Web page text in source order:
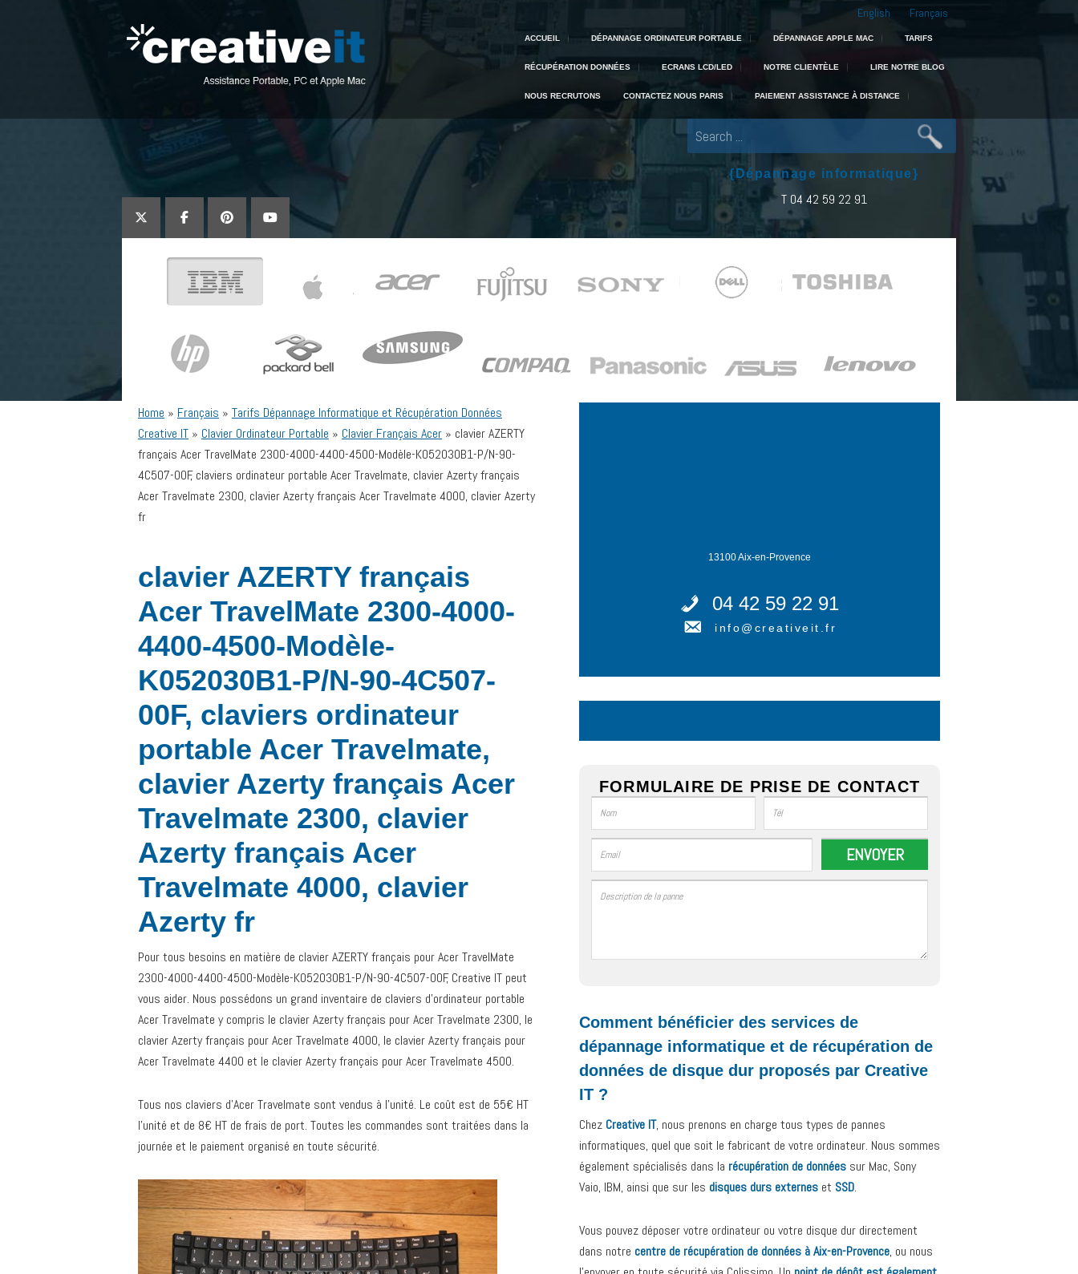
English Français
Creative IT
Pour tout dépannage informatique, appelez Creative IT au 04 42 59 22 91 : experts en portable, Mac, PC et récupération de données dans toute la
ACCUEIL DÉPANNAGE ORDINATEUR PORTABLE DÉPANNAGE APPLE MAC TARIFS
RÉCUPÉRATION DONNÉES ECRANS LCD/LED NOTRE CLIENTÈLE LIRE NOTRE BLOG
NOUS RECRUTONS CONTACTEZ NOUS PARIS PAIEMENT ASSISTANCE À DISTANCE
{Dépannage informatique}
T 04 42 59 22 91
Home » Français » Tarifs Dépannage Informatique et Récupération Données
Creative IT » Clavier Ordinateur Portable » Clavier Français Acer » clavier AZERTY
français Acer TravelMate 2300-4000-4400-4500-Modèle-K052030B1-P/N-90-
4C507-00F, claviers ordinateur portable Acer Travelmate, clavier Azerty français
Acer Travelmate 2300, clavier Azerty français Acer Travelmate 4000, clavier Azerty
fr
clavier AZERTY français
Acer TravelMate 2300-4000-
4400-4500-Modèle-
K052030B1-P/N-90-4C507-
00F, claviers ordinateur
portable Acer Travelmate,
clavier Azerty français Acer
Travelmate 2300, clavier
Azerty français Acer
Travelmate 4000, clavier
Azerty fr
Pour tous besoins en matière de clavier AZERTY français pour Acer TravelMate
2300-4000-4400-4500-Modèle-K052030B1-P/N-90-4C507-00F, Creative IT peut
vous aider. Nous possédons un grand inventaire de claviers d’ordinateur portable
Acer Travelmate y compris le clavier Azerty français pour Acer Travelmate 2300, le
clavier Azerty français pour Acer Travelmate 4000, le clavier Azerty français pour
Acer Travelmate 4400 et le clavier Azerty français pour Acer Travelmate 4500.
Tous nos claviers d’Acer Travelmate sont vendus à l’unité. Le coût est de 55€ HT
l’unité et de 8€ HT de frais de port. Toutes les commandes sont traitées dans la
journée et le paiement organisé en toute sécurité.
13100 Aix-en-Provence
04 42 59 22 91
info@creativeit.fr
FORMULAIRE DE PRISE DE CONTACT
Comment bénéficier des services de
dépannage informatique et de récupération de
données de disque dur proposés par Creative
IT ?
Chez Creative IT, nous prenons en charge tous types de pannes
informatiques, quel que soit le fabricant de votre ordinateur. Nous sommes
également spécialisés dans la récupération de données sur Mac, Sony
Vaio, IBM, ainsi que sur les disques durs externes et SSD.
Vous pouvez déposer votre ordinateur ou votre disque dur directement
dans notre centre de récupération de données à Aix-en-Provence, ou nous